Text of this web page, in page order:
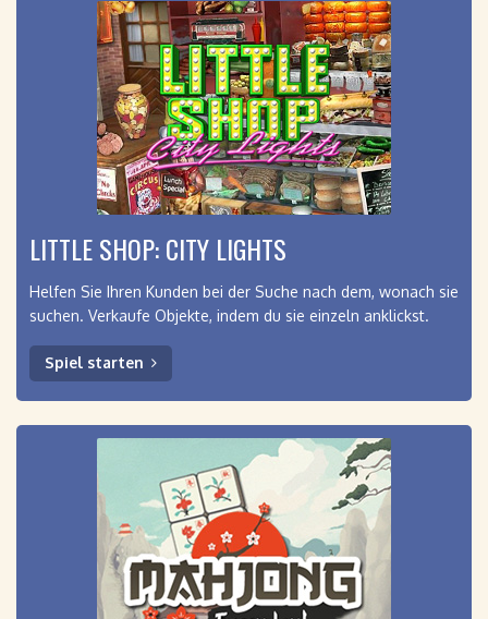
LITTLE SHOP: CITY LIGHTS
Helfen Sie Ihren Kunden bei der Suche nach dem, wonach sie
suchen. Verkaufe Objekte, indem du sie einzeln anklickst.
Spiel starten